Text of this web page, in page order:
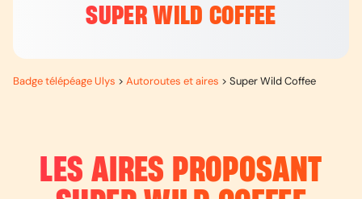
SUPER WILD COFFEE
Badge télépéage Ulys > Autoroutes et aires > Super Wild Coffee
LES AIRES PROPOSANT